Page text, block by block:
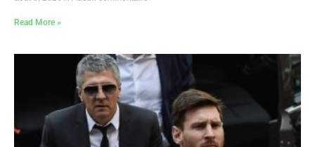
Read More »